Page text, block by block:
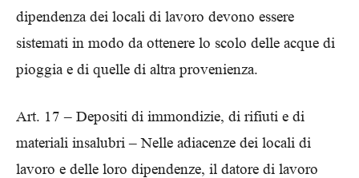
dipendenza dei locali di lavoro devono essere
sistemati in modo da ottenere lo scolo delle acque di
pioggia e di quelle di altra provenienza.
Art. 17 – Depositi di immondizie, di rifiuti e di
materiali insalubri – Nelle adiacenze dei locali di
lavoro e delle loro dipendenze, il datore di lavoro